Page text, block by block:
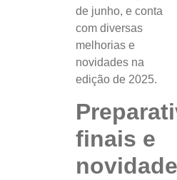
de junho, e conta
com diversas
melhorias e
novidades na
edição de 2025.
finais e